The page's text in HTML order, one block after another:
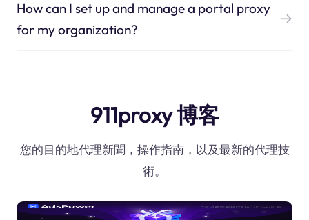
How can I set up and manage a portal proxy
for my organization?
911proxy 博客
您的目的地代理新聞，操作指南，以及最新的代理技
術。